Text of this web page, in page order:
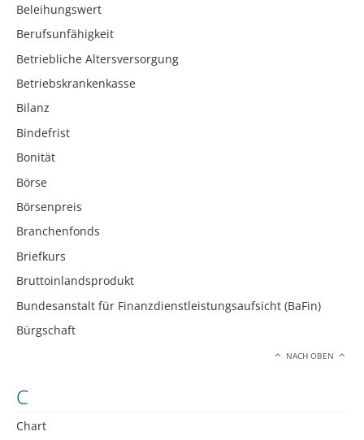
Beleihungswert
Berufsunfähigkeit
Betriebliche Altersversorgung
Betriebskrankenkasse
Bilanz
Bindefrist
Bonität
Börse
Börsenpreis
Branchenfonds
Briefkurs
Bruttoinlandsprodukt
Bundesanstalt für Finanzdienstleistungsaufsicht (BaFin)
Bürgschaft
NACH OBEN
C
Chart